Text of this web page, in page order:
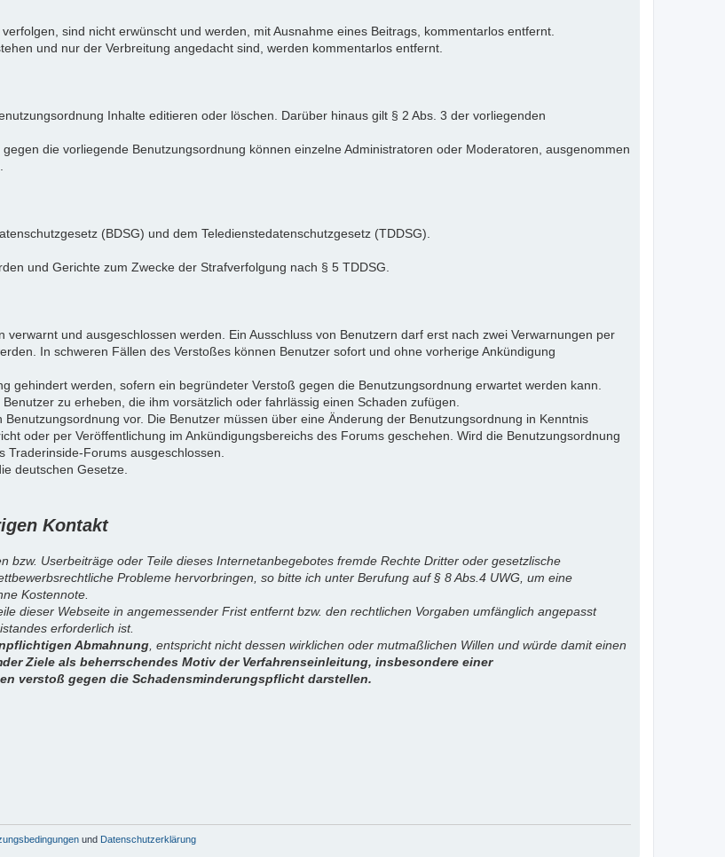
sind nicht erwünscht und werden, mit Ausnahme eines Beitrags, kommentarlos entfernt.
und nur der Verbreitung angedacht sind, werden kommentarlos entfernt.
Inhalte editieren oder löschen. Darüber hinaus gilt § 2 Abs. 3 der vorliegenden
die vorliegende Benutzungsordnung können einzelne Administratoren oder Moderatoren, ausgenommen
(BDSG) und dem Teledienstedatenschutzgesetz (TDDSG).
und Gerichte zum Zwecke der Strafverfolgung nach § 5 TDDSG.
und ausgeschlossen werden. Ein Ausschluss von Benutzern darf erst nach zwei Verwarnungen per
In schweren Fällen des Verstoßes können Benutzer sofort und ohne vorherige Ankündigung
gehindert werden, sofern ein begründeter Verstoß gegen die Benutzungsordnung erwartet werden kann.
zu erheben, die ihm vorsätzlich oder fahrlässig einen Schaden zufügen.
vor. Die Benutzer müssen über eine Änderung der Benutzungsordnung in Kenntnis
oder per Veröffentlichung im Ankündigungsbereichs des Forums geschehen. Wird die Benutzungsordnung
Forums ausgeschlossen.
deutschen Gesetze.
Kontakt
bzw. Userbeiträge oder Teile dieses Internetanbegebotes fremde Rechte Dritter oder gesetzlische
Probleme hervorbringen, so bitte ich unter Berufung auf § 8 Abs.4 UWG, um eine
Kostennote.
dieser Webseite in angemessender Frist entfernt bzw. den rechtlichen Vorgaben umfänglich angepasst
erforderlich ist.
Abmahnung , entspricht nicht dessen wirklichen oder mutmaßlichen Willen und würde damit einen
Ziele als beherrschendes Motiv der Verfahrenseinleitung, insbesondere einer
verstoß gegen die Schadensminderungspflicht darstellen.
und Datenschutzerklärung